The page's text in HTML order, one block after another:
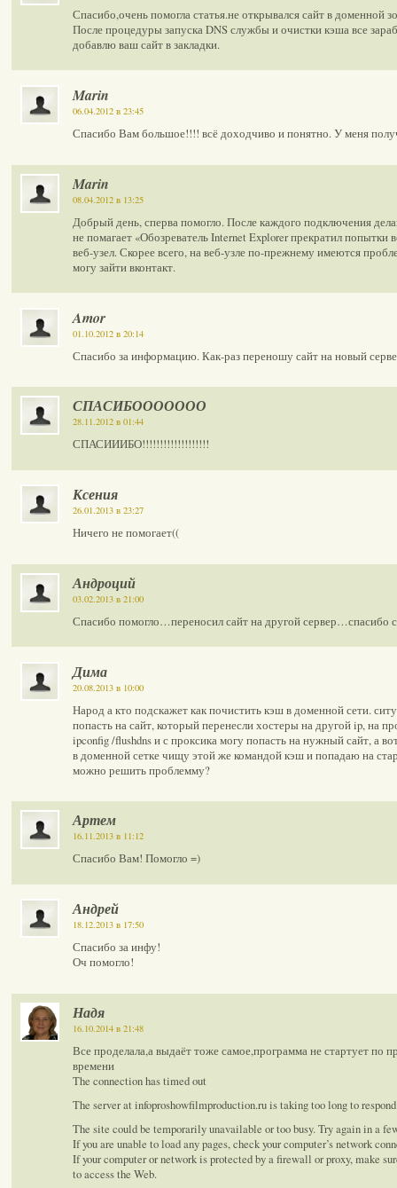
Спасибо,очень помогла статья.не открывался сайт в доменной
После процедуры запуска DNS службы и очистки кэша все
добавлю ваш сайт в закладки.
Marin
06.04.2012 в 23:45
Спасибо Вам большое!!!! всё доходчиво и понятно. У меня
Marin
08.04.2012 в 13:25
Добрый день, сперва помогло. После каждого подключения
не помагает «Обозреватель Internet Explorer прекратил попытки
веб-узел. Скорее всего, на веб-узле по-прежнему имеются
могу зайти вконтакт.
Amor
01.10.2012 в 20:14
Спасибо за информацию. Как-раз переношу сайт на новый
СПАСИБООООООО
28.11.2012 в 01:44
СПАСИИИБО!!!!!!!!!!!!!!!!!!!
Ксения
26.01.2013 в 23:27
Ничего не помогает((
Андроций
03.02.2013 в 21:00
Спасибо помогло…переносил сайт на другой сервер…спасибо
Дима
20.08.2013 в 10:00
Народ а кто подскажет как почистить кэш в доменной сети.
попасть на сайт, который перенесли хостеры на другой ip, на
ipconfig /flushdns и с проксика могу попасть на нужный сайт, а
в доменной сетке чищу этой же командой кэш и попадаю на
можно решить проблемму?
Артем
16.11.2013 в 11:12
Спасибо Вам! Помогло =)
Андрей
18.12.2013 в 17:50
Спасибо за инфу!
Оч помогло!
Надя
16.10.2014 в 21:48
Все проделала,а выдаёт тоже самое,программа не стартует по
времени
The connection has timed out
The server at infoproshowfilmproduction.ru is taking too long to
The site could be temporarily unavailable or too busy. Try again in a
If you are unable to load any pages, check your computer’s network
If your computer or network is protected by a firewall or proxy, make
to access the Web.